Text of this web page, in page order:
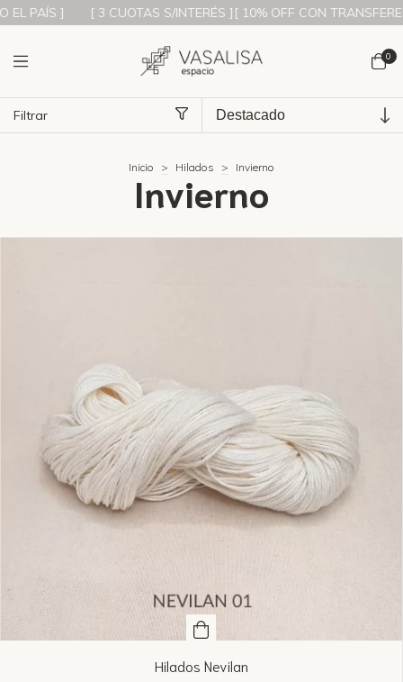
[ 3 CUOTAS S/INTERÉS ][ 10% OFF CON TRANSFERENCIA 🚀][
0
Filtrar
Inicio > Hilados > Invierno
Invierno
Hilados Nevilan